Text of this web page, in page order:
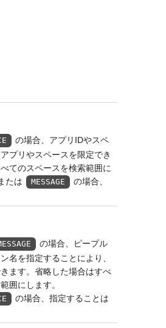
の場合、アプリIDやスペ
プリやスペースを限定でき
てのスペースを検索範囲に
たは MESSAGE
の場合、
の場合、ピープル
名を指定することにより、
ます。省略した場合はすべ
囲にします。
の場合、指定することは